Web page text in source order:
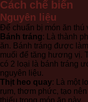
Cách chế biến
Nguyên liệu
Để chuẩn bị món ăn thú
Bánh tráng: Là thành
ăn. Bánh tráng được
muối để tăng hương vị.
có 2 loại là bánh tráng
nguyên liệu.
Thịt heo quay: Là một
rụm, thơm phức, tạo
thiếu trong món ăn này.